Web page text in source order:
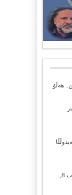
هەڵۆ
ئاب 8,